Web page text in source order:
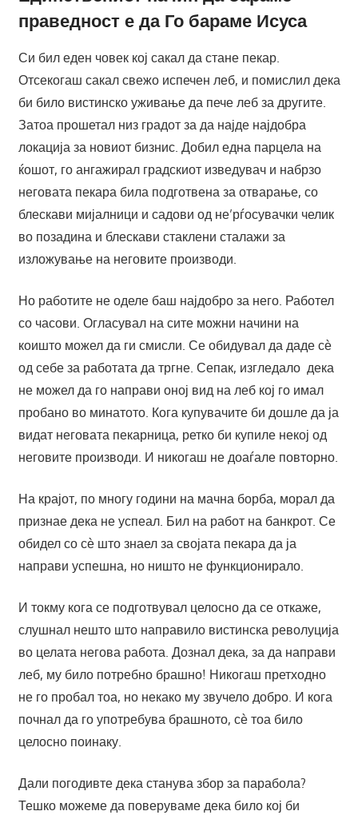
праведност е да Го бараме Исуса
Си бил еден човек кој сакал да стане пекар.
Отсекогаш сакал свежо испечен леб, и помислил дека
би било вистинско уживање да пече леб за другите.
Затоа прошетал низ градот за да најде најдобра
локација за новиот бизнис. Добил една парцела на
ќошот, го ангажирал градскиот изведувач и набрзо
неговата пекара била подготвена за отварање, со
блескави мијалници и садови од не’рѓосувачки челик
во позадина и блескави стаклени сталажи за
изложување на неговите производи.
Но работите не оделе баш најдобро за него. Работел
со часови. Огласувал на сите можни начини на
коишто можел да ги смисли. Се обидувал да даде сѐ
од себе за работата да тргне. Сепак, изгледало дека
не можел да го направи оној вид на леб кој го имал
пробано во минатото. Кога купувачите би дошле да ја
видат неговата пекарница, ретко би купиле некој од
неговите производи. И никогаш не доаѓале повторно.
На крајот, по многу години на мачна борба, морал да
признае дека не успеал. Бил на работ на банкрот. Се
обидел со сѐ што знаел за својата пекара да ја
направи успешна, но ништо не функционирало.
И токму кога се подготвувал целосно да се откаже,
слушнал нешто што направило вистинска револуција
во целата негова работа. Дознал дека, за да направи
леб, му било потребно брашно! Никогаш претходно
не го пробал тоа, но некако му звучело добро. И кога
почнал да го употребува брашното, сѐ тоа било
целосно поинаку.
Дали погодивте дека станува збор за парабола?
Тешко можеме да поверуваме дека било кој би